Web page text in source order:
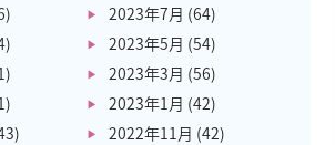
2023年7月 (64)
2023年5月 (54)
2023年3月 (56)
2023年1月 (42)
2022年11月 (42)